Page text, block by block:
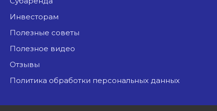
Инвесторам
Полезные советы
Полезное видео
Отзывы
Политика обработки персональных данных